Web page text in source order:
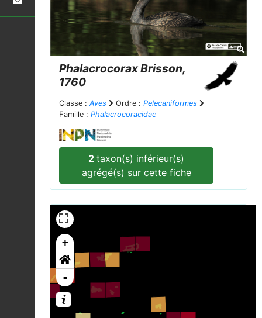
PhalacrocoraxBrisson,
1760
Classe : Aves Ordre : Pelecaniformes
Famille : Phalacrocoracidae
2taxon(s) inférieur(s)
agrégé(s) sur cette fiche
+
-